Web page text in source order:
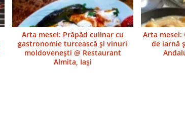
Arta mesei: Prăpăd culinar cu
gastronomie turcească şi vinuri
moldoveneşti @ Restaurant
Almita, Iaşi
Arta mesei:
de iarnă